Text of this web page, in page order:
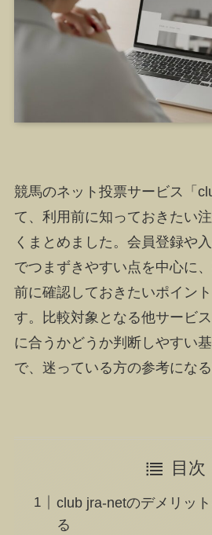
競馬のネット投票サービス「
て、利用前に知っておきたい
くまとめました。会員登録や
でつまずきやすい点を中心に
前に確認しておきたいポイン
す。比較対象となる他サービ
に合うかどうか判断しやすい
で、迷っている方の参考になる
目次
club jra-netのデメリッ
る